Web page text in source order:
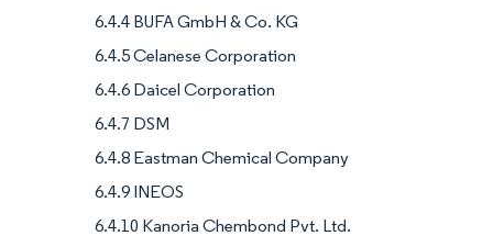
6.4.4 BUFA GmbH & Co. KG
6.4.5 Celanese Corporation
6.4.6 Daicel Corporation
6.4.7 DSM
6.4.8 Eastman Chemical Company
6.4.9 INEOS
6.4.10 Kanoria Chembond Pvt. Ltd.